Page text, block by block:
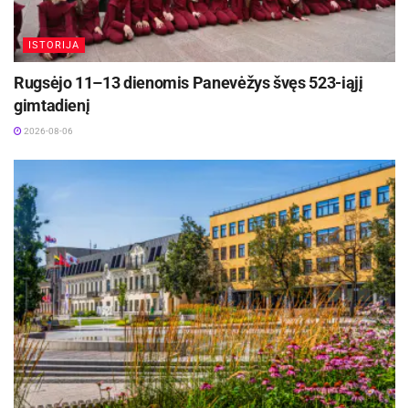
Žymos: Panevėžio miesto savivaldybė
ISTORIJA
Rugsėjo 11–13 dienomis Panevėžys švęs 523-iąjį
gimtadienį
2026-08-06